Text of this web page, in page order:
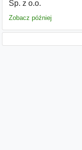
Sp. z o.o.
Zobacz później